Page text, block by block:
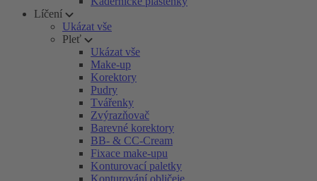
Líčení
Ukázat vše
Pleť
Ukázat vše
Make-up
Korektory
Pudry
Tvářenky
Zvýrazňovač
Barevné korektory
BB- & CC-Cream
Fixace make-upu
Konturovací paletky
Konturování obličeje